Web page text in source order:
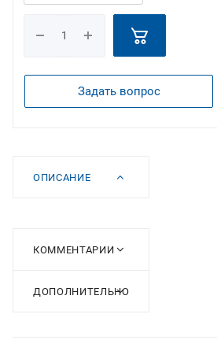
Задать вопрос
ОПИСАНИЕ
КОММЕНТАРИИ
ДОПОЛНИТЕЛЬНО